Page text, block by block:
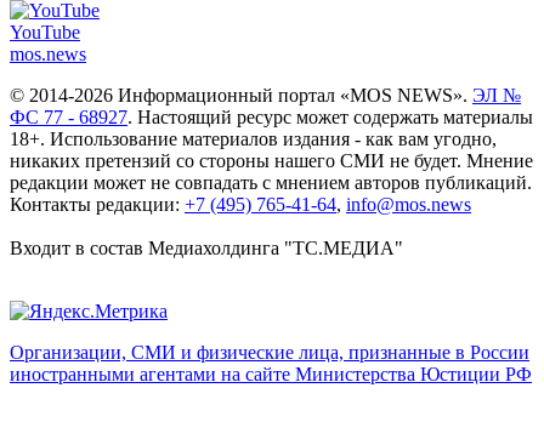
YouTube
mos.news
© 2014-2026 Информационный портал «MOS NEWS». ЭЛ №
ФС 77 - 68927. Настоящий ресурс может содержать материалы
18+. Использование материалов издания - как вам угодно,
никаких претензий со стороны нашего СМИ не будет. Мнение
редакции может не совпадать с мнением авторов публикаций.
Контакты редакции: +7 (495) 765-41-64, info@mos.news
Входит в состав Медиахолдинга "ТС.МЕДИА"
Организации, СМИ и физические лица, признанные в России
иностранными агентами на сайте Министерства Юстиции РФ